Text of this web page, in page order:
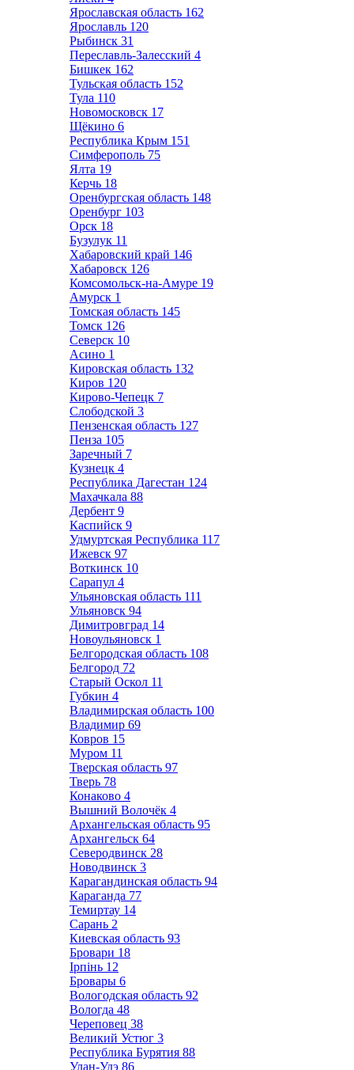
Ярославская область 162
Ярославль 120
Рыбинск 31
Переславль-Залесский 4
Бишкек 162
Тульская область 152
Тула 110
Новомосковск 17
Щёкино 6
Республика Крым 151
Симферополь 75
Ялта 19
Керчь 18
Оренбургская область 148
Оренбург 103
Орск 18
Бузулук 11
Хабаровский край 146
Хабаровск 126
Комсомольск-на-Амуре 19
Амурск 1
Томская область 145
Томск 126
Северск 10
Асино 1
Кировская область 132
Киров 120
Кирово-Чепецк 7
Слободской 3
Пензенская область 127
Пенза 105
Заречный 7
Кузнецк 4
Республика Дагестан 124
Махачкала 88
Дербент 9
Каспийск 9
Удмуртская Республика 117
Ижевск 97
Воткинск 10
Сарапул 4
Ульяновская область 111
Ульяновск 94
Димитровград 14
Новоульяновск 1
Белгородская область 108
Белгород 72
Старый Оскол 11
Губкин 4
Владимирская область 100
Владимир 69
Ковров 15
Муром 11
Тверская область 97
Тверь 78
Конаково 4
Вышний Волочёк 4
Архангельская область 95
Архангельск 64
Северодвинск 28
Новодвинск 3
Карагандинская область 94
Караганда 77
Темиртау 14
Сарань 2
Киевская область 93
Бровари 18
Ірпінь 12
Бровары 6
Вологодская область 92
Вологда 48
Череповец 38
Великий Устюг 3
Республика Бурятия 88
Улан-Удэ 86